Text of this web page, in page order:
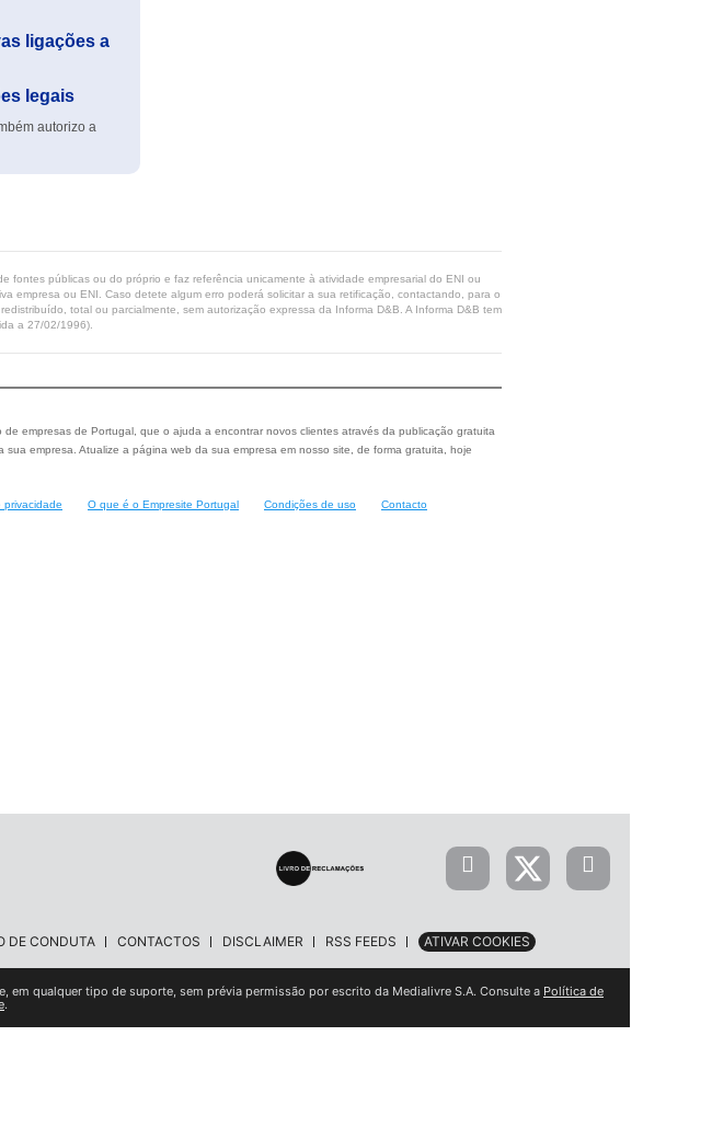
ligações a
legais
autorizo a
públicas ou do próprio e faz referência unicamente à atividade empresarial do ENI ou
empresa ou ENI. Caso detete algum erro poderá solicitar a sua retificação, contactando, para o
total ou parcialmente, sem autorização expressa da Informa D&B. A Informa D&B tem
a 27/02/1996).
de empresas de Portugal, que o ajuda a encontrar novos clientes através da publicação gratuita
empresa. Atualize a página web da sua empresa em nosso site, de forma gratuita, hoje
privacidade O que é o Empresite Portugal Condições de uso Contacto